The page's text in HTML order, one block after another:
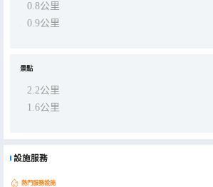
0.8公里
0.9公里
景點
2.2公里
1.6公里
設施服務
熱門服務設施